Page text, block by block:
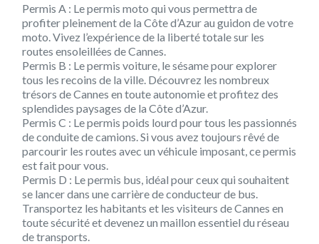
Permis A : Le permis moto qui vous permettra de
profiter pleinement de la Côte d’Azur au guidon de votre
moto. Vivez l’expérience de la liberté totale sur les
routes ensoleillées de Cannes.
Permis B : Le permis voiture, le sésame pour explorer
tous les recoins de la ville. Découvrez les nombreux
trésors de Cannes en toute autonomie et profitez des
splendides paysages de la Côte d’Azur.
Permis C : Le permis poids lourd pour tous les passionnés
de conduite de camions. Si vous avez toujours rêvé de
parcourir les routes avec un véhicule imposant, ce permis
est fait pour vous.
Permis D : Le permis bus, idéal pour ceux qui souhaitent
se lancer dans une carrière de conducteur de bus.
Transportez les habitants et les visiteurs de Cannes en
toute sécurité et devenez un maillon essentiel du réseau
de transports.